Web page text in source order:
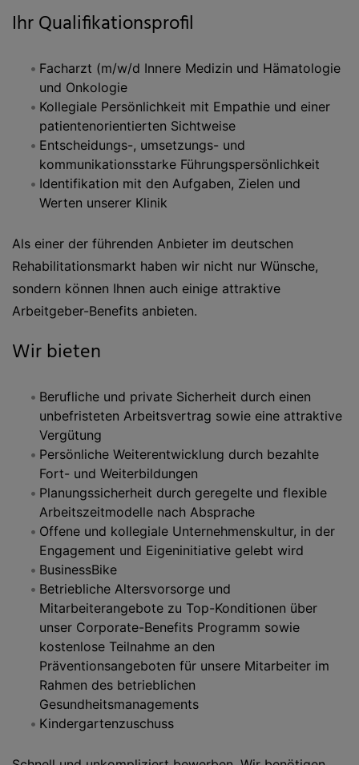
Ihr Qualifikationsprofil
Facharzt (m/w/d Innere Medizin und Hämatologie
und Onkologie
Kollegiale Persönlichkeit mit Empathie und einer
patientenorientierten Sichtweise
Entscheidungs-, umsetzungs- und
kommunikationsstarke Führungspersönlichkeit
Identifikation mit den Aufgaben, Zielen und
Werten unserer Klinik
Als einer der führenden Anbieter im deutschen
Rehabilitationsmarkt haben wir nicht nur Wünsche,
sondern können Ihnen auch einige attraktive
Arbeitgeber-Benefits anbieten.
Wir bieten
Berufliche und private Sicherheit durch einen
unbefristeten Arbeitsvertrag sowie eine attraktive
Vergütung
Persönliche Weiterentwicklung durch bezahlte
Fort- und Weiterbildungen
Planungssicherheit durch geregelte und flexible
Arbeitszeitmodelle nach Absprache
Offene und kollegiale Unternehmenskultur, in der
Engagement und Eigeninitiative gelebt wird
BusinessBike
Betriebliche Altersvorsorge und
Mitarbeiterangebote zu Top-Konditionen über
unser Corporate-Benefits Programm sowie
kostenlose Teilnahme an den
Präventionsangeboten für unsere Mitarbeiter im
Rahmen des betrieblichen
Gesundheitsmanagements
Kindergartenzuschuss